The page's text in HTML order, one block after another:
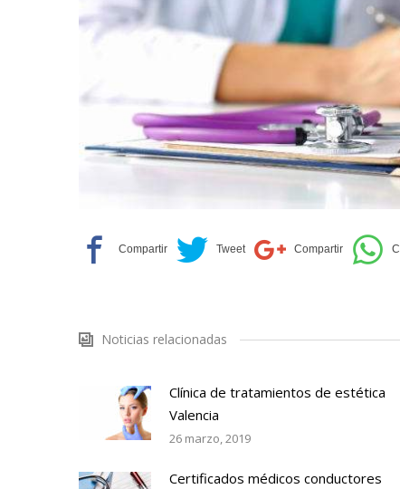
Noticias relacionadas
Clínica de tratamientos de estética
Valencia
26 marzo, 2019
Certificados médicos conductores